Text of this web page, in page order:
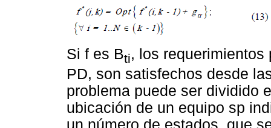
Si f es Bti, los requerimientos
PD, son satisfechos desde
problema puede ser dividido
ubicación de un equipo sp